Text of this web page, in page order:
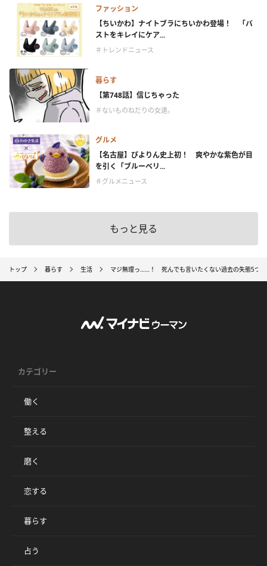
ファッション
【ちいかわ】ナイトブラにちいかわ登場！ 「バ
ストをキレイにケア...
＃トレンドニュース
暮らす
【第748話】信じちゃった
＃ないものねだりの女達。
グルメ
【名古屋】ぴよりん史上初！ 爽やかな紫色が目
を引く「ブルーベリ...
＃グルメニュース
もっと見る
トップ 暮らす 生活 マジ無理っ……！ 死んでも言いたくない過去の失態5つ
カテゴリー
働く
整える
磨く
恋する
暮らす
占う